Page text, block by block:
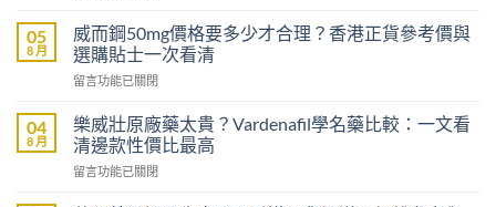
裡
買
先
安
香
港
家
威
壯
效
果
價：
香
港
用
05
8 月
威而鋼50mg價格要多少才合理？香港正貨參考價與
選購貼士一次看清
在
而
鋼
50mg
價
留言功能已關閉
04
8 月
樂威壯原廠藥太貴？Vardenafil學名藥比較：一文看
清邊款性價比最高
在
留言功能已關閉